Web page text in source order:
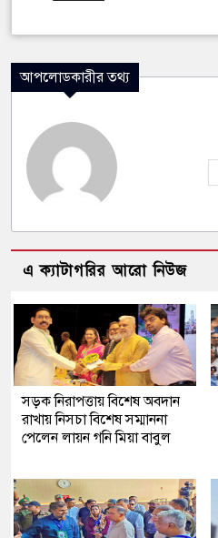
আপলোডকারীর তথ্য
এ ক্যাটাগরির আরো নিউজ
সড়ক নিরাপত্তায় বিশেষ অবদান
রাখায় নিসচা বিশেষ সম্মাননা
পেলেন লায়ন গনি মিয়া বাবুল